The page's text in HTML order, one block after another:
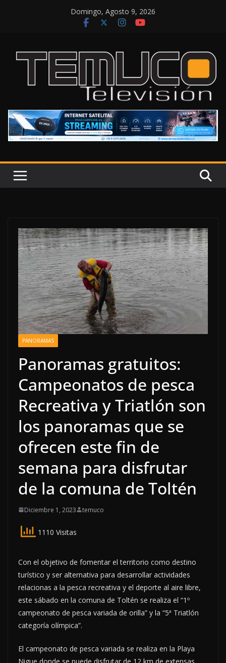
Domingo, Agosto 9, 2026
PANORAMAS
Panoramas gratuitos:
Campeonatos de pesca
Recreativa y Triatlón son
los panoramas que se
ofrecen este fin de
semana para disfrutar
de la comuna de Toltén
Diciembre 1, 2023 temuco
1110 Visitas
Con el objetivo de fomentar el territorio como destino
turístico y ser alternativa para desarrollar actividades
relacionas a la pesca recreativa y el deporte al aire libre,
este sábado en la comuna de Toltén se realiza el “1º
campeonato de pesca variada de orilla” y la “5ª Triatlón
categoría olímpica”.
El campeonato de pesca variada se realiza en la Playa